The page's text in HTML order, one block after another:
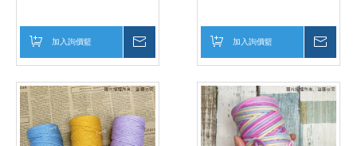
加入詢價籃 加入詢價籃